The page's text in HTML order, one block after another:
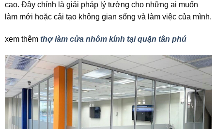
cao. Đây chính là giải pháp lý tưởng cho những ai muốn
làm mới hoặc cải tạo không gian sống và làm việc của mình.
xem thêm thợ làm cửa nhôm kính tại quận tân phú